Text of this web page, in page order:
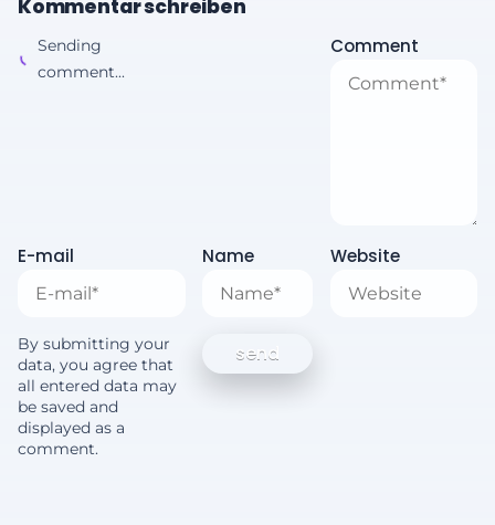
Kommentar schreiben
Sending
comment...
Comment
E-mail Name Website
By submitting your
data, you agree that
all entered data may
be saved and
displayed as a
comment.